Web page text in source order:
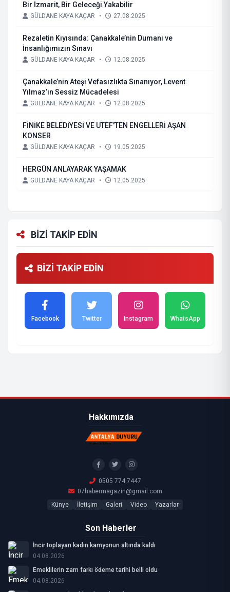
Bir İzmarit, Bir Geleceği Yakabilir
GÜLDANE KAYA KAÇAR • 27.08.2025
Rezaletin Kıyısında: Çanakkale’nin Dumanı ve
İnsanlığımızın Sınavı
GÜLDANE KAYA KAÇAR • 12.08.2025
Çanakkale’nin Ateşi Vefasızlıkta Sınanıyor, Levent
Yılmaz’ın Sessiz Mücadelesi
GÜLDANE KAYA KAÇAR • 12.08.2025
FİNİKE BELEDİYESİ VE UTEF'TEN ENGELLERİ AŞAN
KONSER
GÜLDANE KAYA KAÇAR • 19.05.2025
HERGÜN ANLAYARAK YAŞAMAK
GÜLDANE KAYA KAÇAR • 12.05.2025
BİZİ TAKİP EDİN
BİZİ TAKİP EDİN
Facebook Twitter Instagram WhatsApp
Hakkımızda
0505 774 7447
07habermagazin@gmail.com
Künye
İletişim Galeri Video Yazarlar
Son Haberler
İncir toplayan kadın kamyonun altında kaldı
04.08.2026
Emeklilerin zam farkı ödeme tarihi belli oldu
04.08.2026